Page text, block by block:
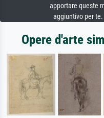
apportare queste
aggiuntivo per
Opere d'arte